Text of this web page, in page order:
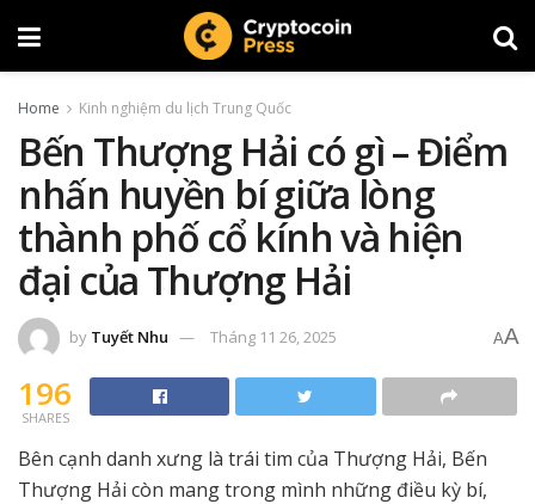
Home Kinh nghiệm du lịch Trung Quốc
Bến Thượng Hải có gì – Điểm
nhấn huyền bí giữa lòng
thành phố cổ kính và hiện
đại của Thượng Hải
by Tuyết Nhu Tháng 11 26, 2025 AA
196
SHARES
Bên cạnh danh xưng là trái tim của Thượng Hải, Bến
Thượng Hải còn mang trong mình những điều kỳ bí,